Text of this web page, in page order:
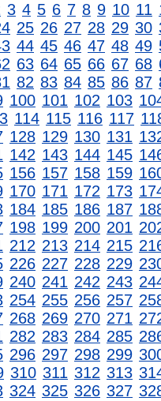
3 4 5 6 7 8 9 10 11
25 26 27 28 29 30
44 45 46 47 48 49
63 64 65 66 67 68
82 83 84 85 86 87
100 101 102 103
114 115 116 117
128 129 130 131
142 143 144 145
156 157 158 159
170 171 172 173
184 185 186 187
198 199 200 201
212 213 214 215
226 227 228 229
240 241 242 243
254 255 256 257
268 269 270 271
282 283 284 285
296 297 298 299
310 311 312 313
324 325 326 327